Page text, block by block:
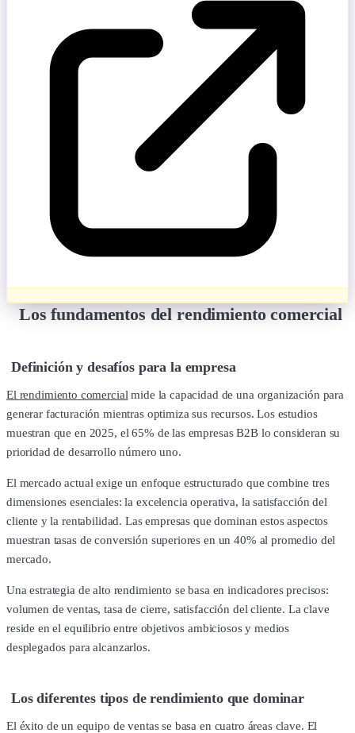
Los fundamentos del rendimiento comercial
Definición y desafíos para la empresa
El rendimiento comercial mide la capacidad de una organización para
generar facturación mientras optimiza sus recursos. Los estudios
muestran que en 2025, el 65% de las empresas B2B lo consideran su
prioridad de desarrollo número uno.
El mercado actual exige un enfoque estructurado que combine tres
dimensiones esenciales: la excelencia operativa, la satisfacción del
cliente y la rentabilidad. Las empresas que dominan estos aspectos
muestran tasas de conversión superiores en un 40% al promedio del
mercado.
Una estrategia de alto rendimiento se basa en indicadores precisos:
volumen de ventas, tasa de cierre, satisfacción del cliente. La clave
reside en el equilibrio entre objetivos ambiciosos y medios
desplegados para alcanzarlos.
Los diferentes tipos de rendimiento que dominar
El éxito de un equipo de ventas se basa en cuatro áreas clave. El